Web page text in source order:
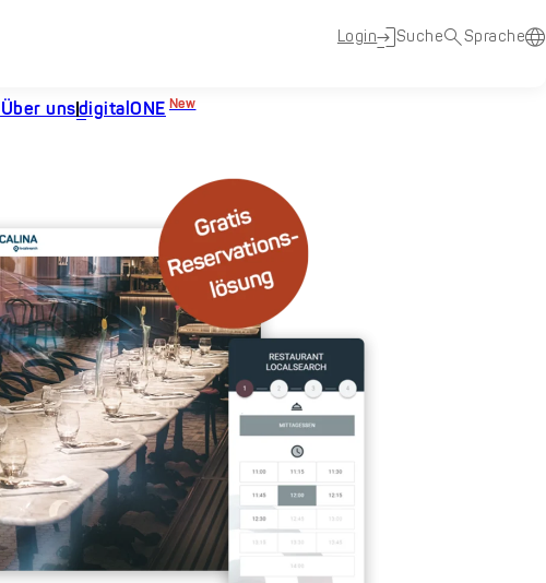
Login Suche Sprache
Über unsdigitalONE New